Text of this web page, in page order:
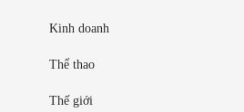
Kinh doanh
Thể thao
Thế giới